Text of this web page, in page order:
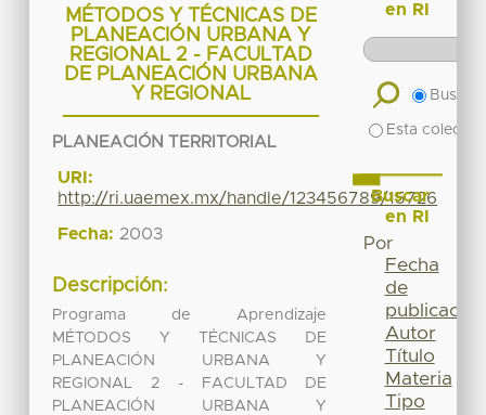
MÉTODOS Y TÉCNICAS DE
PLANEACIÓN URBANA Y
REGIONAL 2 - FACULTAD
DE PLANEACIÓN URBANA
Y REGIONAL
PLANEACIÓN TERRITORIAL
URI:
http://ri.uaemex.mx/handle/123456789/15726
Fecha: 2003
Descripción:
Programa de Aprendizaje
MÉTODOS Y TÉCNICAS DE
PLANEACIÓN URBANA Y
REGIONAL 2 - FACULTAD DE
PLANEACIÓN URBANA Y
en RI
Buscar
Esta
Buscar
en RI
Por
Fecha
de
publicación
Autor
Título
Materia
Tipo